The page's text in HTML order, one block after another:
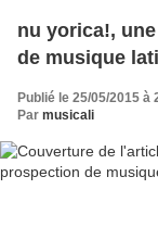
nu yorica!,
de musique
Publié le 25/05/2015 à
Par musicali